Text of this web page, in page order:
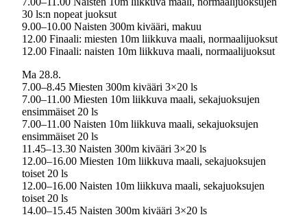
30 ls:n nopeat juoksut
9.00–10.00 Naisten 300m kivääri, makuu
12.00 Finaali: miesten 10m liikkuva maali, normaalijuoksut
12.00 Finaali: naisten 10m liikkuva maali, normaalijuoksut
Ma 28.8.
7.00–8.45 Miesten 300m kivääri 3×20 ls
7.00–11.00 Miesten 10m liikkuva maali, sekajuoksujen
ensimmäiset 20 ls
7.00–11.00 Naisten 10m liikkuva maali, sekajuoksujen
ensimmäiset 20 ls
11.45–13.30 Naisten 300m kivääri 3×20 ls
12.00–16.00 Miesten 10m liikkuva maali, sekajuoksujen
toiset 20 ls
12.00–16.00 Naisten 10m liikkuva maali, sekajuoksujen
toiset 20 ls
14.00–15.45 Naisten 300m kivääri 3×20 ls